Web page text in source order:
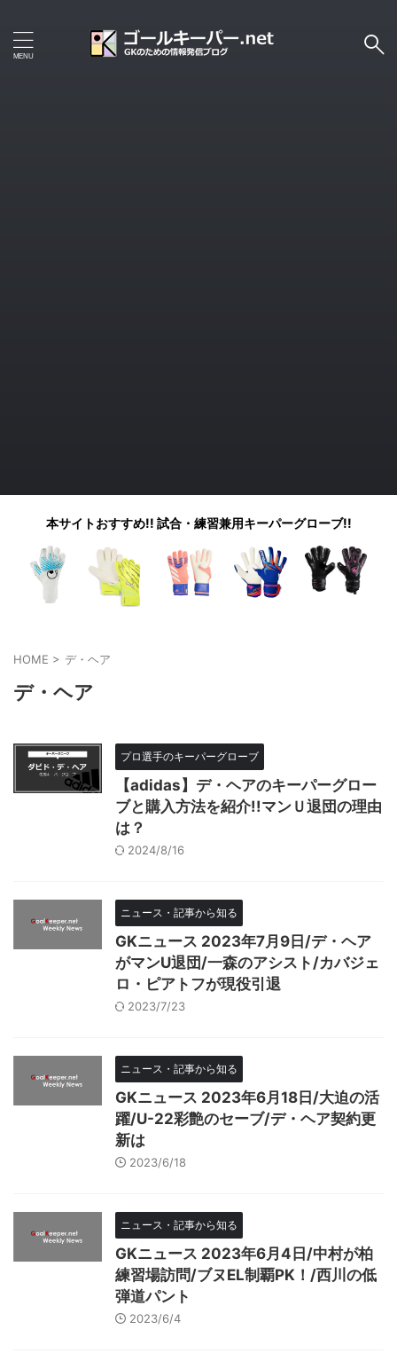
本サイトおすすめ!! 試合・練習兼用キーパーグローブ!!
HOME > デ・ヘア
デ・ヘア
プロ選手のキーパーグローブ
【adidas】デ・ヘアのキーパーグロー
ブと購入方法を紹介!!マンＵ退団の理由
は？
2024/8/16
ニュース・記事から知る
GKニュース 2023年7月9日/デ・ヘア
がマンU退団/一森のアシスト/カバジェ
ロ・ピアトフが現役引退
2023/7/23
ニュース・記事から知る
GKニュース 2023年6月18日/大迫の活
躍/U-22彩艶のセーブ/デ・ヘア契約更
新は
2023/6/18
ニュース・記事から知る
GKニュース 2023年6月4日/中村が柏
練習場訪問/ブヌEL制覇PK！/西川の低
弾道パント
2023/6/4